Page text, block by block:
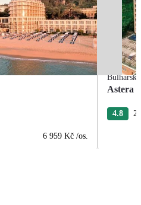
6 959 Kč /os.
Bulharsko
Astera
4.8